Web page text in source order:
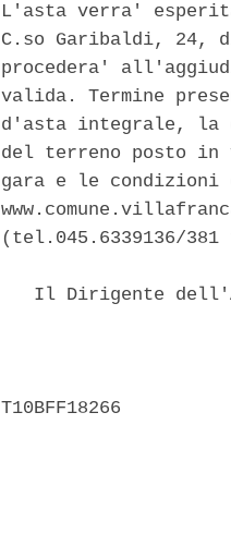
L'asta verra'
C.so Garibaldi, 24,
procedera'
valida. Termine
d'asta integrale, la
del terreno posto
gara e le condizioni
(tel.045.6339136/381
Il Dirigente